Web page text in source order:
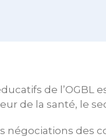
de l’OGBL
de la santé, le
négociations des